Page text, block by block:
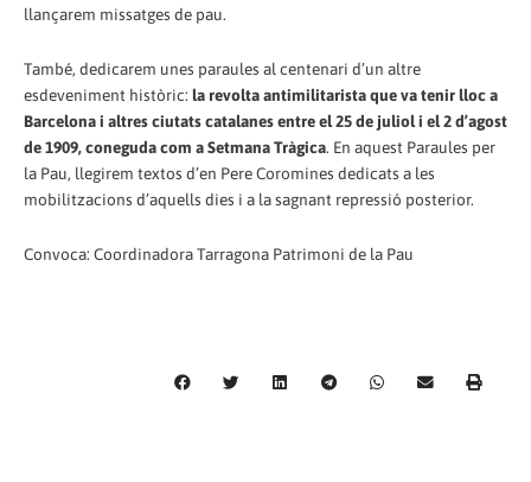
llançarem missatges de pau.
També, dedicarem unes paraules al centenari d’un altre
esdeveniment històric: la revolta antimilitarista que va tenir lloc a
Barcelona i altres ciutats catalanes entre el 25 de juliol i el 2 d’agost
de 1909, coneguda com a Setmana Tràgica. En aquest Paraules per
la Pau, llegirem textos d’en Pere Coromines dedicats a les
mobilitzacions d’aquells dies i a la sagnant repressió posterior.
Convoca: Coordinadora Tarragona Patrimoni de la Pau